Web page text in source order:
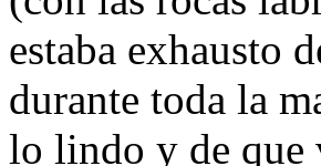
estaba exhausto
durante toda la
lo lindo y de que